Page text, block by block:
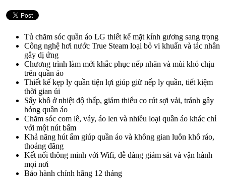
Tủ chăm sóc quần áo LG thiết kế mặt kính gương sang trọng
Công nghệ hơi nước True Steam loại bỏ vi khuẩn và tác nhân
gây dị ứng
Chương trình làm mới khắc phục nếp nhăn và mùi khó chịu
trên quần áo
Thiết kế kẹp ly quần tiện lợi giúp giữ nếp ly quần, tiết kiệm
thời gian ủi
Sấy khô ở nhiệt độ thấp, giảm thiểu co rút sợi vải, tránh gây
hỏng quần áo
Chăm sóc com lê, váy, áo len và nhiều loại quần áo khác chỉ
với một nút bấm
Khả năng hút ẩm giúp quần áo và không gian luôn khô ráo,
thoáng đãng
Kết nối thông minh với Wifi, dễ dàng giám sát và vận hành
mọi nơi
Bảo hành chính hãng 12 tháng